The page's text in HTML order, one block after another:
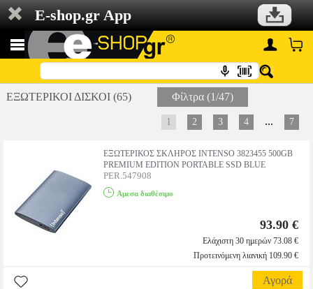
E-shop.gr App
ΕΞΩΤΕΡΙΚΟΙ ΔΙΣΚΟΙ (65) Φίλτρα (1/47)
1 2 3 4 ... 7
ΕΞΩΤΕΡΙΚΟΣ ΣΚΛΗΡΟΣ INTENSO 3823455 500GB
PREMIUM EDITION PORTABLE SSD BLUE
PER.547908
Αμεσα διαθέσιμο
93.90 €
Ελάχιστη 30 ημερών 73.08 €
Προτεινόμενη λιανική 109.90 €
Αγορά